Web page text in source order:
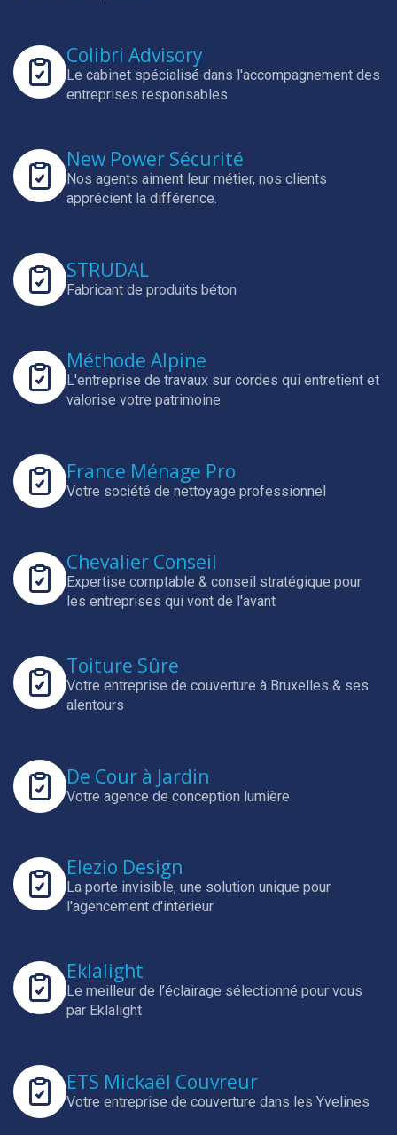
Colibri Advisory
Le cabinet spécialisé dans l'accompagnement des
entreprises responsables
New Power Sécurité
Nos agents aiment leur métier, nos clients
apprécient la différence.
STRUDAL
Fabricant de produits béton
Méthode Alpine
L'entreprise de travaux sur cordes qui entretient et
valorise votre patrimoine
France Ménage Pro
Votre société de nettoyage professionnel
Chevalier Conseil
Expertise comptable & conseil stratégique pour
les entreprises qui vont de l'avant
Toiture Sûre
Votre entreprise de couverture à Bruxelles & ses
alentours
De Cour à Jardin
Votre agence de conception lumière
Elezio Design
La porte invisible, une solution unique pour
l'agencement d'intérieur
Eklalight
Le meilleur de l’éclairage sélectionné pour vous
par Eklalight
ETS Mickaël Couvreur
Votre entreprise de couverture dans les Yvelines